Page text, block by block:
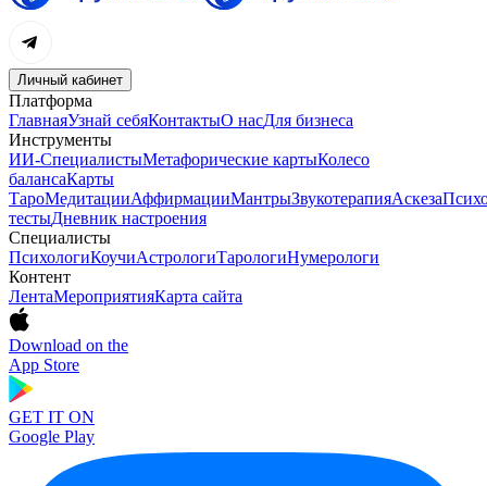
Личный кабинет
Платформа
ГлавнаяУзнай себяКонтактыО насДля бизнеса
Инструменты
ИИ-СпециалистыМетафорические картыКолесо
балансаКарты
ТароМедитацииАффирмацииМантрыЗвукотерапияАскеза
тестыДневник настроения
Специалисты
ПсихологиКоучиАстрологиТарологиНумерологи
Контент
ЛентаМероприятияКарта сайта
Download on the
App Store
GET IT ON
Google Play